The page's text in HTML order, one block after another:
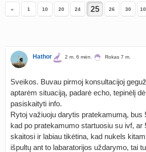
« 1 10 20 24 26 30
Hathor 2 m. 6 mėn. Rokas 7 m.
Sveikos. Buvau pirmoj konsultacijoj
aptarėm situaciją, padarė echo, tepinėlį
pasiskaityti info.
Rytoj važiuoju darytis pratekamumą, bus
kad po pratekamumo startuosiu su ivf, ar
skaitosi ir labiau tikėtina, kad nukels
išpultų ant to labaratorijos uždarymo, tai